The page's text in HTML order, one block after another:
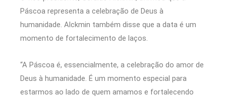
Páscoa representa a celebração de Deus à
humanidade. Alckmin também disse que a data é um
momento de fortalecimento de laços.
“A Páscoa é, essencialmente, a celebração do amor de
Deus à humanidade. É um momento especial para
estarmos ao lado de quem amamos e fortalecendo